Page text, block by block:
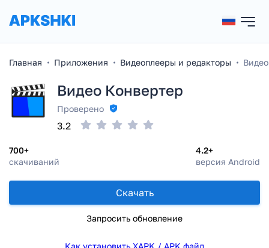
Главная Приложения Видеоплееры и редакторы
Видео Конвертер
Проверено
700+
скачиваний
4.2+
версия Android
3.2
Скачать
Запросить обновление
Как установить XAPK / APK файл